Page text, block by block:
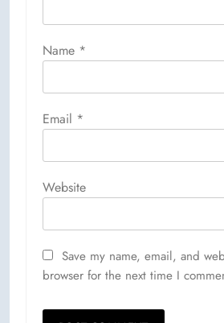
Name *
Email *
Website
Save my name, email, and
browser for the next time I